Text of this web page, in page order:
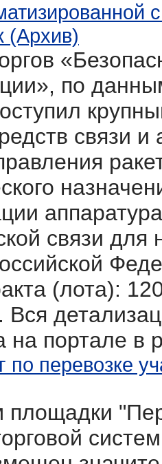
(Архив)
по
связи
связи
(лота):
. Вся
на портале в
по перевозке